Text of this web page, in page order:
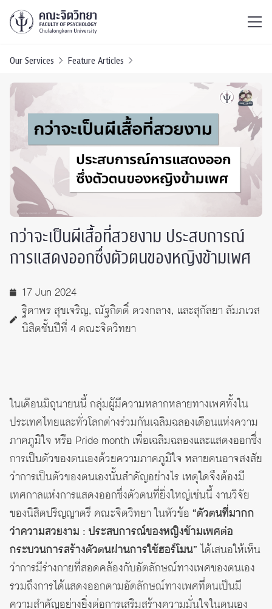
Our Services Feature Articles
กว่าจะเป็นผีเสื้อที่สวยงาม ประสบการณ์
การแสดงออกซึ่งตัวตนของหญิงข้ามเพศ
17 Jun 2024
ฐิดาพร สุขเจริญ, ณัฐกิตติ์ ดวงกลาง, และสุกัลยา ลัมภเวส
นิสิตชั้นปีที่ 4 คณะจิตวิทยา
ในเดือนมิถุนายนนี้ กลุ่มผู้มีความหลากหลายทางเพศทั้งใน
ประเทศไทยและทั่วโลกต่างร่วมกันเฉลิมฉลองเดือนแห่งความ
ภาคภูมิใจ หรือ Pride month เพื่อเฉลิมฉลองและแสดงออกซึ่ง
การเป็นตัวของตนเองด้วยความภาคภูมิใจ หลายคนอาจสงสัย
ว่าการเป็นตัวของตนเองนั้นสำคัญอย่างไร เหตุใดจึงต้องมี
เทศกาลแห่งการแสดงออกซึ่งตัวตนที่ยิ่งใหญ่เช่นนี้ งานวิจัย
ของนิสิตปริญญาตรี คณะจิตวิทยา ในหัวข้อ “ตัวตนที่มากก
ว่าความสวยงาม : ประสบการณ์ของหญิงข้ามเพศต่อ
กระบวนการสร้างตัวตนผ่านการใช้ฮอร์โมน” ได้เสนอให้เห็น
ว่าการมีร่างกายที่สอดคล้องกับอัตลักษณ์ทางเพศของตนเอง
รวมถึงการได้แสดงออกตามอัตลักษณ์ทางเพศที่ตนเป็นมี
ความสำคัญอย่างยิ่งต่อการเสริมสร้างความมั่นใจในตนเอง